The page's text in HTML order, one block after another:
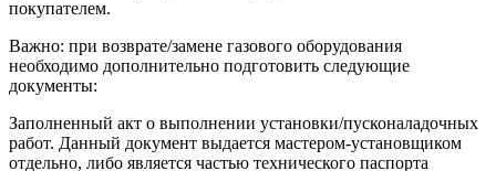
покупателем.
Важно: при возврате/замене газового оборудования
необходимо дополнительно подготовить следующие
документы:
Заполненный акт о выполнении установки/пусконаладочных
работ. Данный документ выдается мастером-установщиком
отдельно, либо является частью технического паспорта